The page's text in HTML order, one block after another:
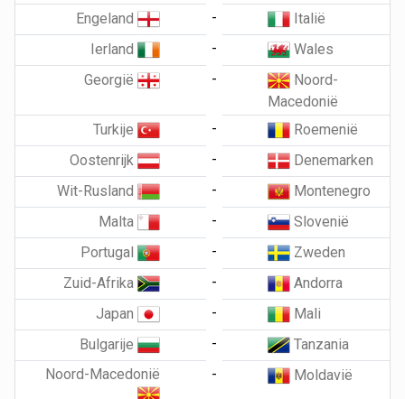
Engeland
-
Italië
Ierland
-
Wales
Georgië
-
Noord-
Macedonië
Turkije
-
Roemenië
Oostenrijk
-
Denemarken
Wit-Rusland
-
Montenegro
Malta
-
Slovenië
Portugal
-
Zweden
Zuid-Afrika
-
Andorra
Japan
-
Mali
Bulgarije
-
Tanzania
Noord-Macedonië
- Moldavië